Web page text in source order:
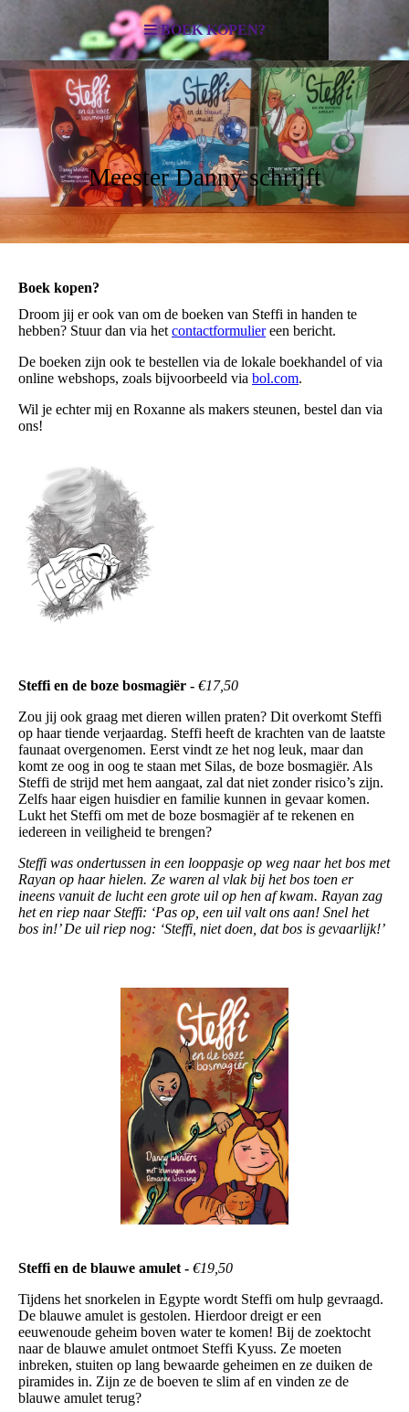
BOEK KOPEN?
Meester Danny schrijft
Boek kopen?
Droom jij er ook van om de boeken van Steffi in handen te
hebben? Stuur dan via het contactformuliereen bericht.
De boeken zijn ook te bestellen via de lokale boekhandel of via
online webshops, zoals bijvoorbeeld via bol.com.
Wil je echter mij en Roxanne als makers steunen, bestel dan via
ons!
Steffi en de boze bosmagiër - €17,50
Zou jij ook graag met dieren willen praten? Dit overkomt Steffi
op haar tiende verjaardag. Steffi heeft de krachten van de laatste
faunaat overgenomen. Eerst vindt ze het nog leuk, maar dan
komt ze oog in oog te staan met Silas, de boze bosmagiër. Als
Steffi de strijd met hem aangaat, zal dat niet zonder risico’s zijn.
Zelfs haar eigen huisdier en familie kunnen in gevaar komen.
Lukt het Steffi om met de boze bosmagiër af te rekenen en
iedereen in veiligheid te brengen?
Steffi was ondertussen in een looppasje op weg naar het bos met
Rayan op haar hielen. Ze waren al vlak bij het bos toen er
ineens vanuit de lucht een grote uil op hen af kwam. Rayan zag
het en riep naar Steffi: ‘Pas op, een uil valt ons aan! Snel het
bos in!’ De uil riep nog: ‘Steffi, niet doen, dat bos is gevaarlijk!’
Steffi en de blauwe amulet - €19,50
Tijdens het snorkelen in Egypte wordt Steffi om hulp gevraagd.
De blauwe amulet is gestolen. Hierdoor dreigt er een
eeuwenoude geheim boven water te komen! Bij de zoektocht
naar de blauwe amulet ontmoet Steffi Kyuss. Ze moeten
inbreken, stuiten op lang bewaarde geheimen en ze duiken de
piramides in. Zijn ze de boeven te slim af en vinden ze de
blauwe amulet terug?